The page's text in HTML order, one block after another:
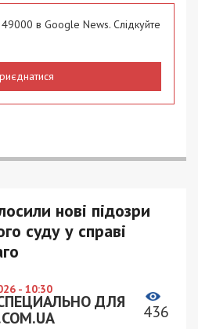
в Google News. Слідкуйте
нові підозри
суду у справі
- 10:30
ДЛЯ
436